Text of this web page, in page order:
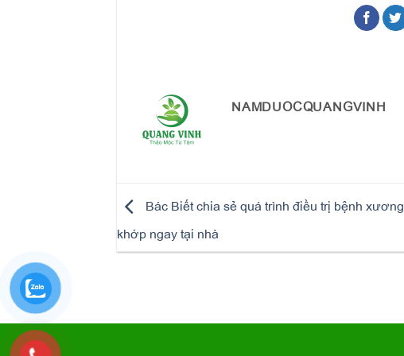
NAMDUOCQUANGVINH
Bác Biết chia sẻ quá trình điều trị bệnh xương
khớp ngay tại nhà